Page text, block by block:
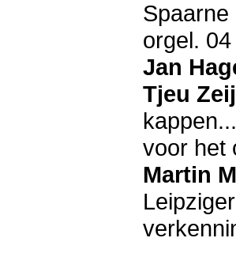
orgel. 04
Jan
Tjeu
voor het
Martin